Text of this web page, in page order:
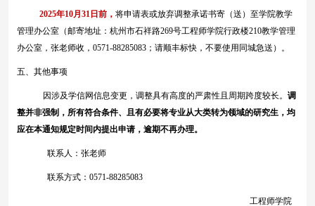
2025年10月 31 日前， 将申请表或放弃调整承诺书寄（送）至学院教学
管理办公室（邮寄地址：杭州市石祥路269号工程师学院行政楼210教学管理
办公室，张老师收， 0571-88285083 ；请顺丰标快，不要使用同城急送）。
五、其他事项
因涉及学信网信息变更，调整具有高度的严肃性且周期跨度较长。 调
整并非强制，所有符合条件、且有必要将专业从大类转为领域的研究生，均
应在本通知规定时间内提出申请，逾期不再办理。
联系人：张老师
联系方式： 0571-88285083
工程师学院